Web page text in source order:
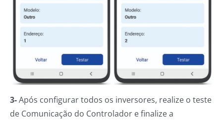
3-Após configurar todos os inversores, realize o teste
de Comunicação do Controlador e finalize a